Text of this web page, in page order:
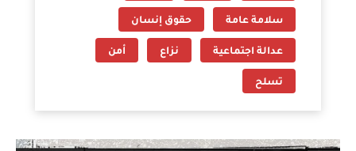
سلامة عامة حقوق إنسان
عدالة اجتماعية نزاع أمن
تسلح